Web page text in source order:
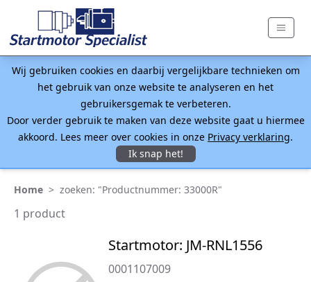
Wij gebruiken cookies en daarbij vergelijkbare technieken om
het gebruik van onze website te analyseren en het
gebruikersgemak te verbeteren.
Door verder gebruik te maken van deze website gaat u hiermee
akkoord. Lees meer over cookies in onze Privacy verklaring.
Ik snap het!
Home > zoeken: "Productnummer: 33000R"
1 product
Startmotor: JM-RNL1556
0001107009